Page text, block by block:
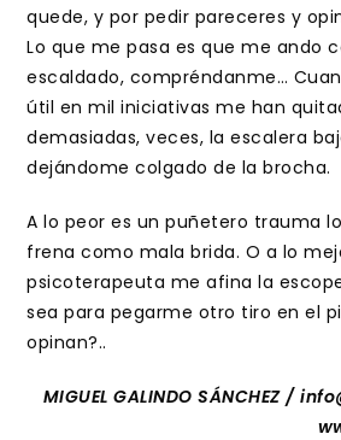
quede, y por pedir pareceres y
Lo que me pasa es que me ando
escaldado, compréndanme…
útil en mil iniciativas me han
demasiadas, veces, la escalera
dejándome colgado de la brocha.
A lo peor es un puñetero trauma
frena como mala brida. O a lo
psicoterapeuta me afina la
sea para pegarme otro tiro en el
opinan?..
MIGUEL GALINDO SÁNCHEZ /